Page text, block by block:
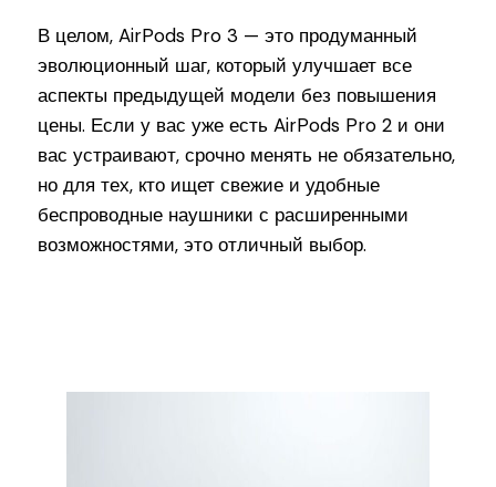
В целом, AirPods Pro 3 — это продуманный
эволюционный шаг, который улучшает все
аспекты предыдущей модели без повышения
цены. Если у вас уже есть AirPods Pro 2 и они
вас устраивают, срочно менять не обязательно,
но для тех, кто ищет свежие и удобные
беспроводные наушники с расширенными
возможностями, это отличный выбор.